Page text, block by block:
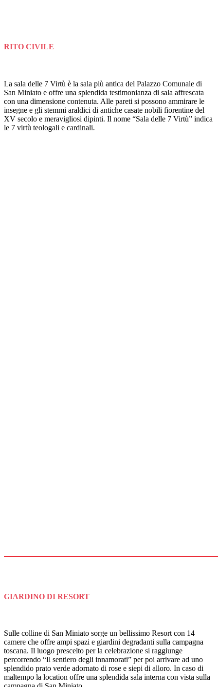
RITO CIVILE
La sala delle 7 Virtù è la sala più antica del Palazzo Comunale di
San Miniato e offre una splendida testimonianza di sala affrescata
con una dimensione contenuta. Alle pareti si possono ammirare le
insegne e gli stemmi araldici di antiche casate nobili fiorentine del
XV secolo e meravigliosi dipinti. Il nome “Sala delle 7 Virtù” indica
le 7 virtù teologali e cardinali.
GIARDINO DI RESORT
Sulle colline di San Miniato sorge un bellissimo Resort con 14
camere che offre ampi spazi e giardini degradanti sulla campagna
toscana. Il luogo prescelto per la celebrazione si raggiunge
percorrendo “Il sentiero degli innamorati” per poi arrivare ad uno
splendido prato verde adornato di rose e siepi di alloro. In caso di
maltempo la location offre una splendida sala interna con vista sulla